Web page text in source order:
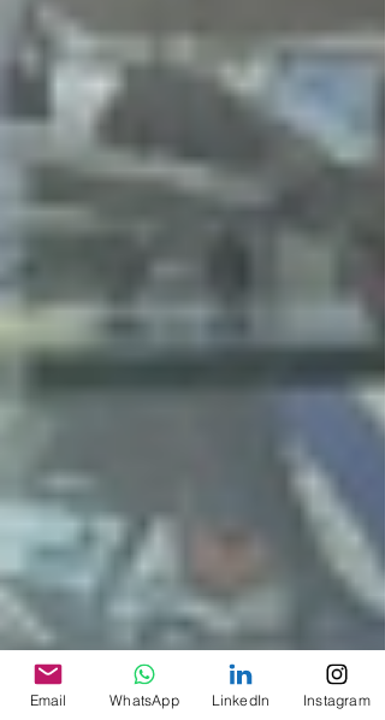
Email WhatsApp LinkedIn Instagram